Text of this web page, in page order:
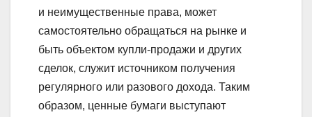
и неимущественные права, может
самостоятельно обращаться на рынке и
быть объектом купли-продажи и других
сделок, служит источником получения
регулярного или разового дохода. Таким
образом, ценные бумаги выступают